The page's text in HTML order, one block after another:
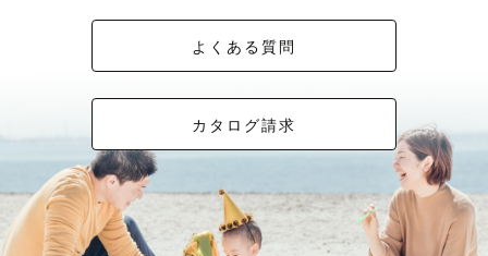
よくある質問
カタログ請求